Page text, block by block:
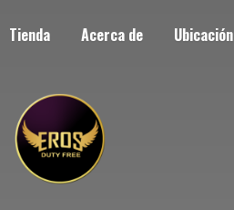
Tienda Acerca de Ubicación